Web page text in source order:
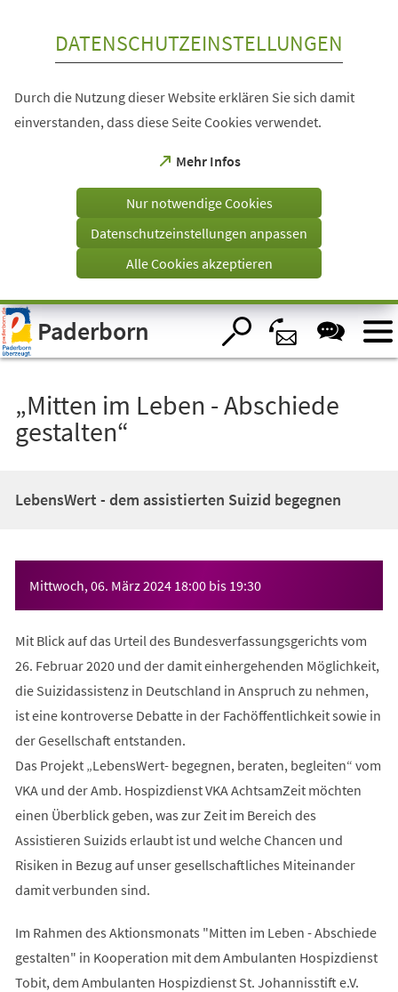
Visuelle
Assistenzsoftware
öffnen.
DATENSCHUTZEINSTELLUNGEN
Durch die Nutzung dieser Website erklären Sie sich damit
einverstanden, dass diese Seite Cookies verwendet.
Mehr Infos
(Öffnet
einem
Tab)
Nur notwendige Cookies
Datenschutzeinstellungen anpassen
Alle Cookies akzeptieren
Paderborn
„Mitten im Leben - Abschiede
gestalten“
LebensWert - dem assistierten Suizid begegnen
Mittwoch, 06. März 2024 18:00 bis 19:30
Mit Blick auf das Urteil des Bundesverfassungsgerichts vom
26. Februar 2020 und der damit einhergehenden Möglichkeit,
die Suizidassistenz in Deutschland in Anspruch zu nehmen,
ist eine kontroverse Debatte in der Fachöffentlichkeit sowie in
der Gesellschaft entstanden.
Das Projekt „LebensWert- begegnen, beraten, begleiten“ vom
VKA und der Amb. Hospizdienst VKA AchtsamZeit möchten
einen Überblick geben, was zur Zeit im Bereich des
Assistieren Suizids erlaubt ist und welche Chancen und
Risiken in Bezug auf unser gesellschaftliches Miteinander
damit verbunden sind.
Im Rahmen des Aktionsmonats "Mitten im Leben - Abschiede
gestalten" in Kooperation mit dem Ambulanten Hospizdienst
Tobit, dem Ambulanten Hospizdienst St. Johannisstift e.V.